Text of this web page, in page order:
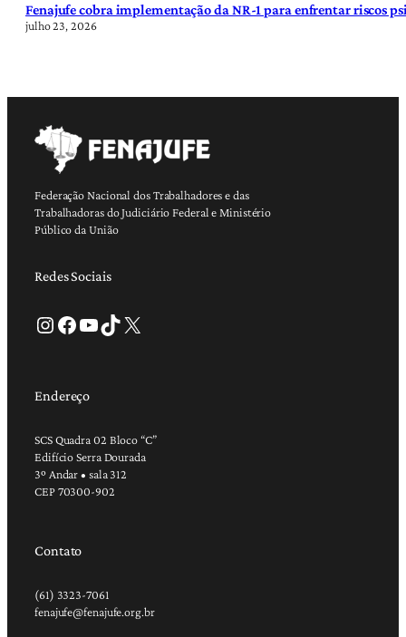
Fenajufe cobra implementação da NR-1 para enfrentar riscos
julho 23, 2026
Federação Nacional dos Trabalhadores e das
Trabalhadoras do Judiciário Federal e Ministério
Público da União
Redes Sociais
Instagram Facebook Youtube TikTok X
Endereço
SCS Quadra 02 Bloco “C”
Edifício Serra Dourada
3º Andar • sala 312
CEP 70300-902
Contato
(61) 3323-7061
fenajufe@fenajufe.org.br